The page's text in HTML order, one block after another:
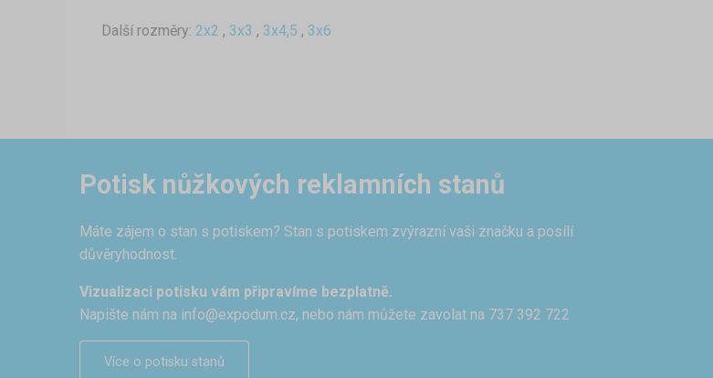
Další rozměry: 2x2 , 3x3 , 3x4,5 , 3x6
Potisk nůžkových reklamních stanů
Máte zájem o stan s potiskem? Stan s potiskem zvýrazní vaši značku a posílí
důvěryhodnost.
Vizualizaci potisku vám připravíme bezplatně.
Napište nám na info@expodum.cz, nebo nám můžete zavolat na 737 392 722
Více o potisku stanů